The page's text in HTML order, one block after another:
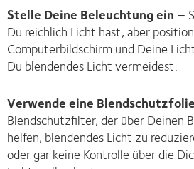
Stelle Deine Beleuchtung ein –
Du reichlich Licht hast, aber
Computerbildschirm und Deine
Du blendendes Licht vermeidest.
Verwende eine
Blendschutzfilter, der über Deinen
helfen, blendendes Licht zu
oder gar keine Kontrolle über die